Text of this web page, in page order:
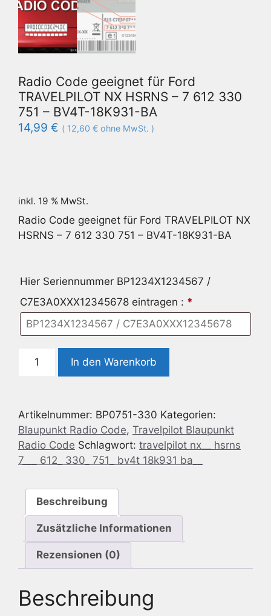
Radio Code geeignet für Ford
TRAVELPILOT NX HSRNS – 7 612 330
751 – BV4T-18K931-BA
14,99 € ( 12,60 € ohne MwSt. )
inkl. 19 % MwSt.
Radio Code geeignet für Ford TRAVELPILOT NX
HSRNS – 7 612 330 751 – BV4T-18K931-BA
Hier Seriennummer BP1234X1234567 /
C7E3A0XXX12345678 eintragen : *
Code
Ford
TRAVELPILOT
NX
HSRNS
330
BV4T-
BA
In den Warenkorb
Artikelnummer: BP0751-330 Kategorien:
Blaupunkt Radio Code, Travelpilot Blaupunkt
Radio Code Schlagwort: travelpilot nx__ hsrns
7___ 612_ 330_ 751_ bv4t 18k931 ba__
Beschreibung
Zusätzliche Informationen
Rezensionen (0)
Beschreibung